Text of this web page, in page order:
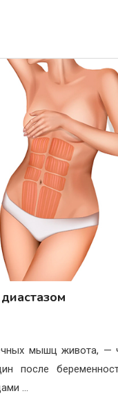
мышц живота, —
после
...